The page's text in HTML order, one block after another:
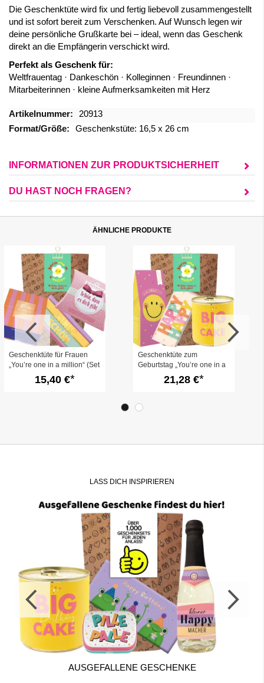
Die Geschenktüte wird fix und fertig liebevoll zusammengestellt
und ist sofort bereit zum Verschenken. Auf Wunsch legen wir
deine persönliche Grußkarte bei – ideal, wenn das Geschenk
direkt an die Empfängerin verschickt wird.
Perfekt als Geschenk für:
Weltfrauentag · Dankeschön · Kolleginnen · Freundinnen ·
Mitarbeiterinnen · kleine Aufmerksamkeiten mit Herz
Mehr
Informationen
20913
Geschenkstüte: 16,5 x 26 cm
INFORMATIONEN ZUR PRODUKTSICHERHEIT
DU HAST NOCH FRAGEN?
ÄHNLICHE PRODUKTE
Geschenktüte für Frauen
„You’re one in a million“ (Set
15,40 €
Geschenktüte zum
Geburtstag „You’re one in a
million“ (Set 8)
21,28 €
LASS DICH INSPIRIEREN
AUSGEFALLENE GESCHENKE